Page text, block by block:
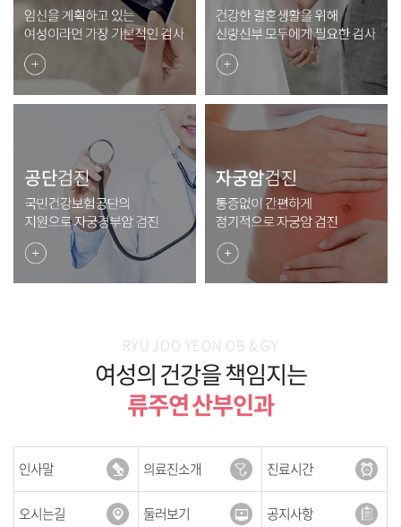
RYU JOO YEON OB & GY
여성의 건강을 책임지는
류주연 산부인과
인사말 의료진소개 진료시간
오시는길 둘러보기 공지사항